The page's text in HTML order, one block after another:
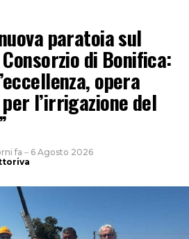
paratoia sul
di Bonifica:
opera
l’irrigazione del
fa – 6 Agosto 2026